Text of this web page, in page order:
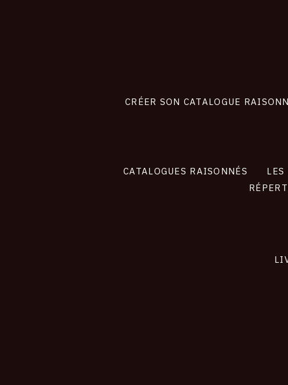
CRÉER SON CATALOGUE
CATALOGUES RAISONNÉS LES